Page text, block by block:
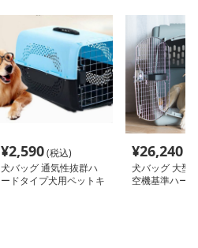
¥2,590(税込)
犬バッグ 通気性抜群ハ
ードタイプ犬用ペットキ
¥26,240
犬バッグ 大型
空機基準ハー